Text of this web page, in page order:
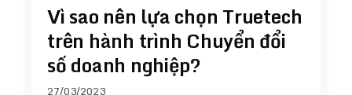
Vì sao nên lựa chọn Truetech
trên hành trình Chuyển đổi
số doanh nghiệp?
27/03/2023